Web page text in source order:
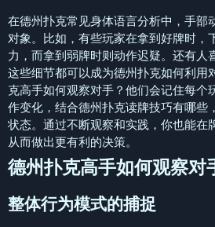
在德州扑克常见身体语言分析中，手部
对象。比如，有些玩家在拿到好牌时，
力，而拿到弱牌时则动作迟疑。还有人
这些细节都可以成为德州扑克如何利用
克高手如何观察对手？他们会记住每个
作变化，结合德州扑克读牌技巧有哪些
状态。通过不断观察和实践，你也能在
从而做出更有利的决策。
德州扑克高手如何观察对
整体行为模式的捕捉